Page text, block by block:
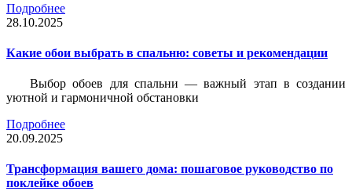
Подробнее
28.10.2025
Какие обои выбрать в спальню: советы и рекомендации
Выбор обоев для спальни — важный этап в создании
уютной и гармоничной обстановки
Подробнее
20.09.2025
Трансформация вашего дома: пошаговое руководство по
поклейке обоев